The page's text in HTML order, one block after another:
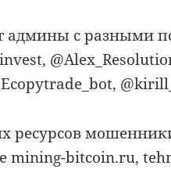
админы с разными
ресурсов
mining-bitcoin.ru,